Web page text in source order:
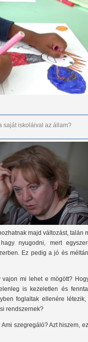
saját iskoláival az állam?
majd változást, talán
nyugodni, mert
Ez pedig a jó és
mi lehet e mögött?
is kezeletlen és
foglaltak ellenére létezik,
rendszernek?
szegregáló? Azt hiszem,